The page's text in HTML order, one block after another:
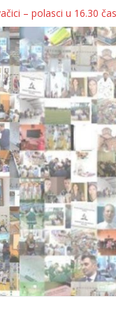
– polasci u 16.30
KOVAČICA